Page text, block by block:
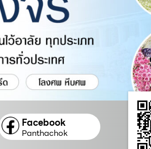
Facebook
Panthachok